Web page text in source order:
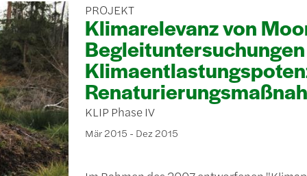
PROJEKT
Klimarelevanz von
KLIP Phase IV
Mär 2015 - Dez 2015